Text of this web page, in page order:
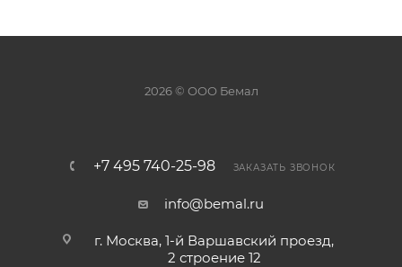
2026 © ООО Бемал
+7 495 740-25-98 ЗАКАЗАТЬ ЗВОНОК
info@bemal.ru
г. Москва, 1-й Варшавский проезд,
2 строение 12